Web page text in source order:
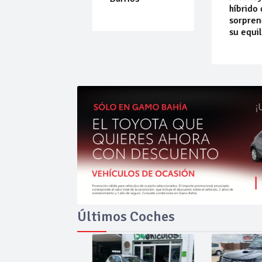
híbrido que
sorprende
su
Últimos Coches